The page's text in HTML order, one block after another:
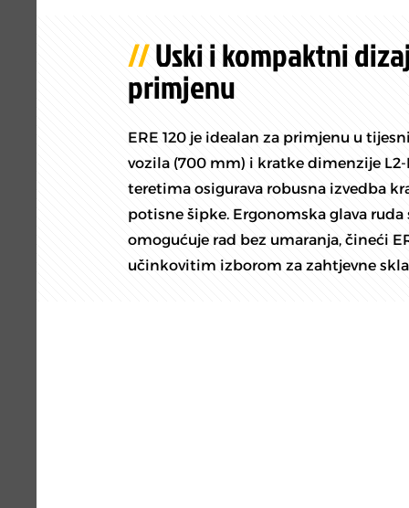
Uski i kompaktni
primjenu
ERE 120 je idealan za primjenu u
vozila (700 mm) i kratke dimenzije
teretima osigurava robusna izvedba
potisne šipke. Ergonomska glava
omogućuje rad bez umaranja, čineći
učinkovitim izborom za zahtjevne